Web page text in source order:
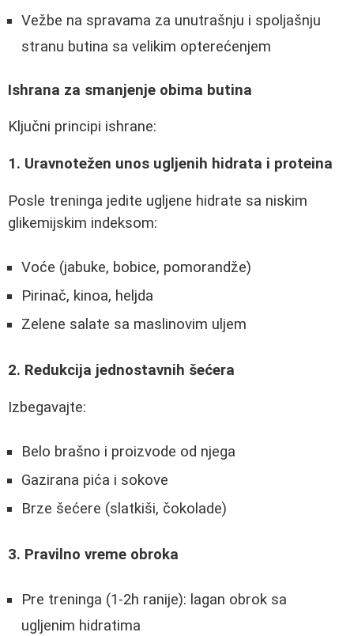
Vežbe na spravama za unutrašnju i spoljašnju
stranu butina sa velikim opterećenjem
Ishrana za smanjenje obima butina
Ključni principi ishrane:
1. Uravnotežen unos ugljenih hidrata i proteina
Posle treninga jedite ugljene hidrate sa niskim
glikemijskim indeksom:
Voće (jabuke, bobice, pomorandže)
Pirinač, kinoa, heljda
Zelene salate sa maslinovim uljem
2. Redukcija jednostavnih šećera
Izbegavajte:
Belo brašno i proizvode od njega
Gazirana pića i sokove
Brze šećere (slatkiši, čokolade)
3. Pravilno vreme obroka
Pre treninga (1-2h ranije): lagan obrok sa
ugljenim hidratima